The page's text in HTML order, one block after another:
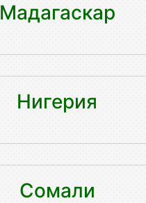
Мадагаскар
Нигерия
Сомали